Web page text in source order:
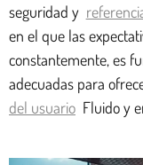
seguridad y
en el que las
constantemente, es
adecuadas para
del usuario Fluido y